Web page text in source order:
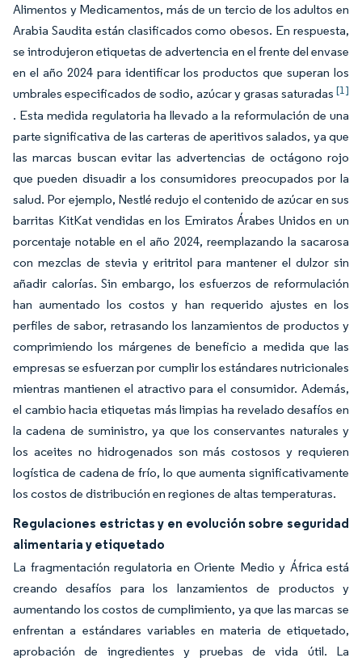
Alimentos y Medicamentos, más de un tercio de los adultos en
Arabia Saudita están clasificados como obesos. En respuesta,
se introdujeron etiquetas de advertencia en el frente del envase
en el año 2024 para identificar los productos que superan los
umbrales especificados de sodio, azúcar y grasas saturadas [1]
. Esta medida regulatoria ha llevado a la reformulación de una
parte significativa de las carteras de aperitivos salados, ya que
las marcas buscan evitar las advertencias de octágono rojo
que pueden disuadir a los consumidores preocupados por la
salud. Por ejemplo, Nestlé redujo el contenido de azúcar en sus
barritas KitKat vendidas en los Emiratos Árabes Unidos en un
porcentaje notable en el año 2024, reemplazando la sacarosa
con mezclas de stevia y eritritol para mantener el dulzor sin
añadir calorías. Sin embargo, los esfuerzos de reformulación
han aumentado los costos y han requerido ajustes en los
perfiles de sabor, retrasando los lanzamientos de productos y
comprimiendo los márgenes de beneficio a medida que las
empresas se esfuerzan por cumplir los estándares nutricionales
mientras mantienen el atractivo para el consumidor. Además,
el cambio hacia etiquetas más limpias ha revelado desafíos en
la cadena de suministro, ya que los conservantes naturales y
los aceites no hidrogenados son más costosos y requieren
logística de cadena de frío, lo que aumenta significativamente
los costos de distribución en regiones de altas temperaturas.
Regulaciones estrictas y en evolución sobre seguridad
alimentaria y etiquetado
La fragmentación regulatoria en Oriente Medio y África está
creando desafíos para los lanzamientos de productos y
aumentando los costos de cumplimiento, ya que las marcas se
enfrentan a estándares variables en materia de etiquetado,
aprobación de ingredientes y pruebas de vida útil. La